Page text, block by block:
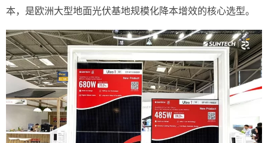
本，是欧洲大型地面光伏基地规模化降本增效的核心选型。